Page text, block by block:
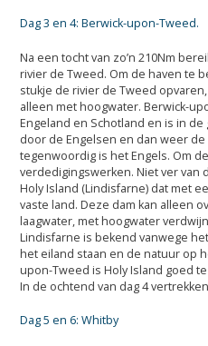
Dag 3 en 4: Berwick-upon-Tweed.
Na een tocht van zo’n 210Nm
rivier de Tweed. Om de haven te
stukje de rivier de Tweed
alleen met hoogwater. Berwick-
Engeland en Schotland en is in
door de Engelsen en dan weer
tegenwoordig is het Engels. Om
verdedigingswerken. Niet ver van
Holy Island (Lindisfarne) dat met
vaste land. Deze dam kan alleen
laagwater, met hoogwater
Lindisfarne is bekend vanwege
het eiland staan en de natuur op
upon-Tweed is Holy Island goed
In de ochtend van dag 4
Dag 5 en 6: Whitby